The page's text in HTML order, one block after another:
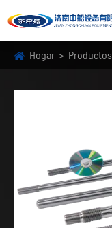
Hogar Productos